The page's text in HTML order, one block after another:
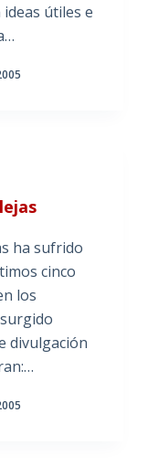
útiles e
ha sufrido
cinco
los
divulgación